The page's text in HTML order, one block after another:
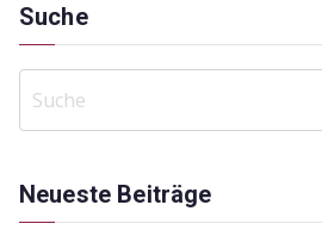
Suche
Neueste Beiträge